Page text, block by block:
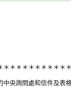
＊＊＊＊＊＊＊＊＊
央詢問處和信件及表